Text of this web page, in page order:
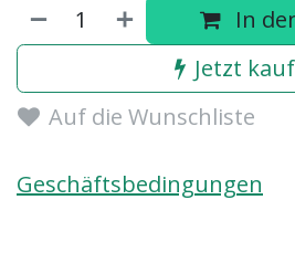
In
Jetzt
Auf die Wunschliste
Geschäftsbedingungen